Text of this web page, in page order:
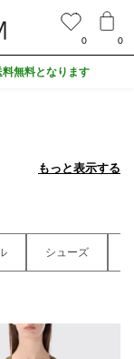
もっと表示する
もっと表示する
シューズ
0 0
引